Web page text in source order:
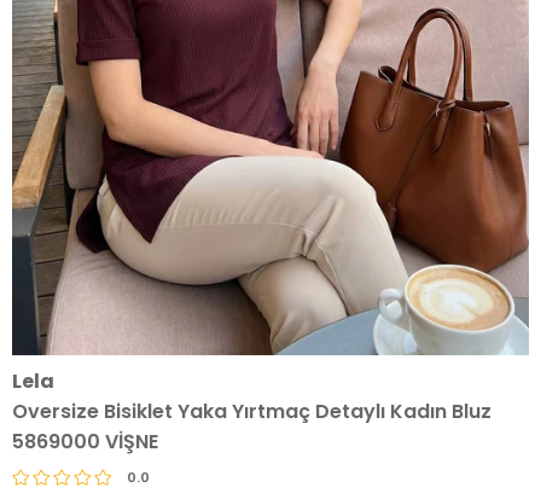
Lela
Oversize Bisiklet Yaka Yırtmaç Detaylı Kadın Bluz
5869000 VİŞNE
0.0